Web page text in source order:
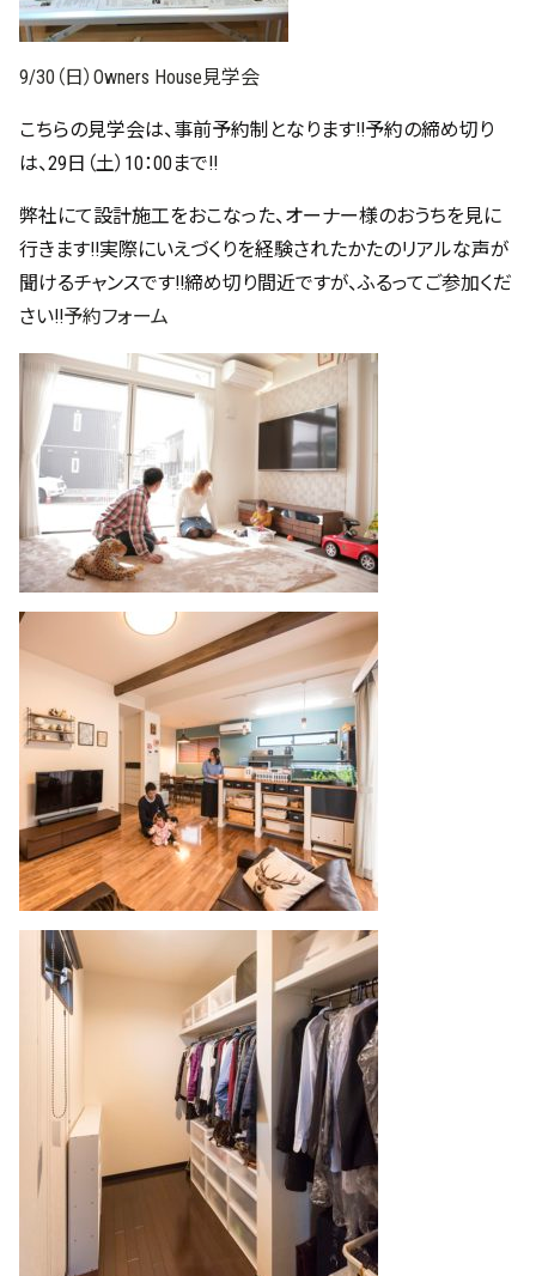
9/30（日）Owners House見学会
こちらの見学会は、事前予約制となります!!予約の締め切り
は、29日（土）10：00まで!!
弊社にて設計施工をおこなった、オーナー様のおうちを見に
行きます!!実際にいえづくりを経験されたかたのリアルな声が
聞けるチャンスです!!締め切り間近ですが、ふるってご参加くだ
さい!!予約フォーム